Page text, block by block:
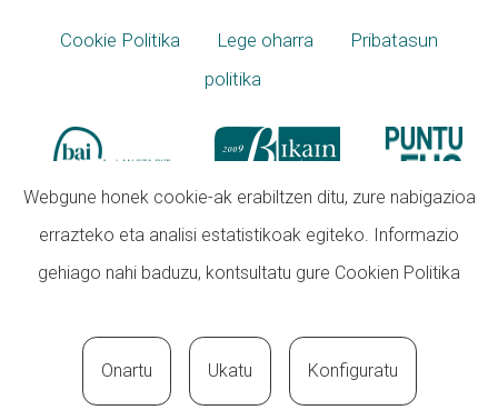
Cookie Politika Lege oharra
Pribatasun
politika
Webgune honek cookie-ak erabiltzen ditu, zure nabigazioa
errazteko eta analisi estatistikoak egiteko. Informazio
gehiago nahi baduzu, kontsultatu gure Cookien Politika
Onartu Ukatu Konfiguratu